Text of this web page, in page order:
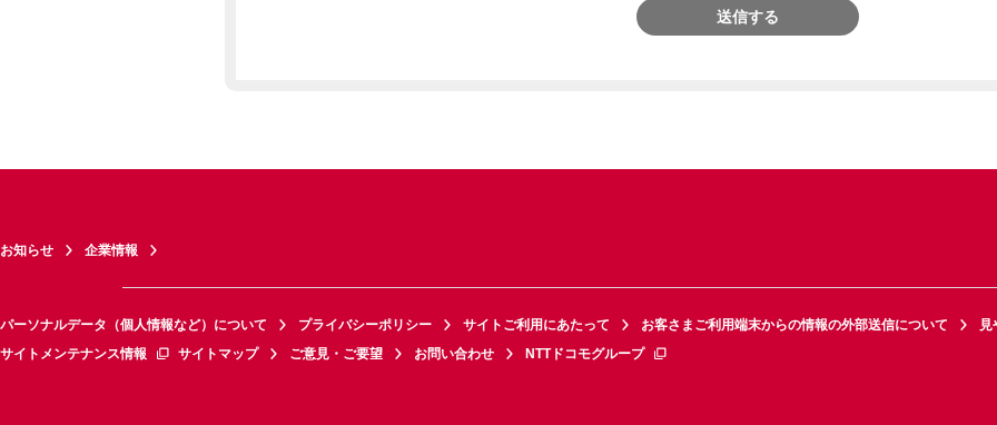
送信する
お知らせ 企業情報
パーソナルデータ（個人情報など）について プライバシーポリシー サイトご利用にあたって お客さまご利用端末からの情報の外部送信について
見
サイトメンテナンス情報
サイトマップ ご意見・ご要望 お問い合わせ NTTドコモグループ